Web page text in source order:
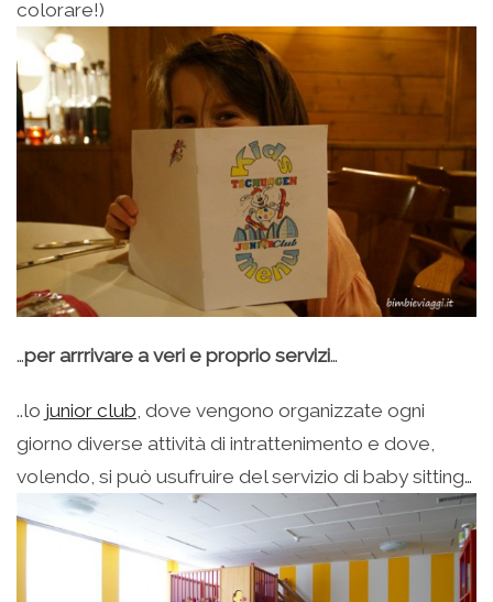
colorare!)
…per arrrivare a veri e proprio servizi…
..lo junior club, dove vengono organizzate ogni
giorno diverse attività di intrattenimento e dove,
volendo, si può usufruire del servizio di baby sitting…